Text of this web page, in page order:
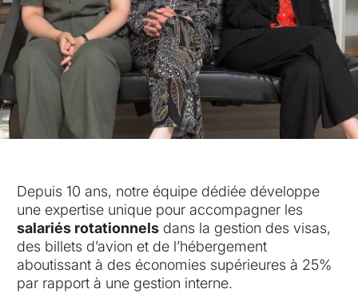
Depuis 10 ans, notre équipe dédiée développe
une expertise unique pour accompagner les
salariés rotationnels dans la gestion des visas,
des billets d’avion et de l’hébergement
aboutissant à des économies supérieures à 25%
par rapport à une gestion interne.